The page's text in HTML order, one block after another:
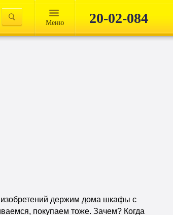
Mеню 20-02-084
изобретений держим дома шкафы с
покупаем тоже. Зачем? Когда